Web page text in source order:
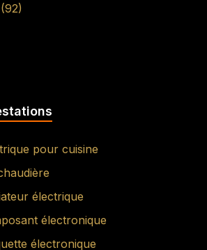
pour cuisine
électrique
électronique
électronique